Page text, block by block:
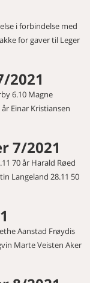
i forbindelse med
for gaver til Leger
2021
6.10 Magne
Einar Kristiansen
7/2021
70 år Harald Røed
Langeland 28.11 50
Aanstad Frøydis
Marte Veisten Aker